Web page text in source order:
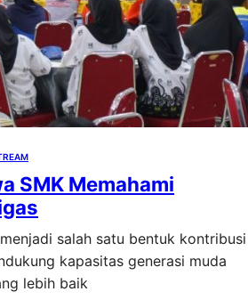
SMK Memahami
salah satu bentuk kontribusi
kapasitas generasi muda
lebih baik